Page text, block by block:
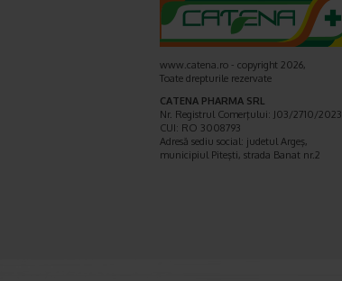
www.catena.ro - copyright 2026,
Toate drepturile rezervate
CATENA PHARMA SRL
Nr. Registrul Comerţului: J03/2710/2023
CUI: RO 3008793
Adresă sediu social: judetul Argeş,
municipiul Piteşti, strada Banat nr.2